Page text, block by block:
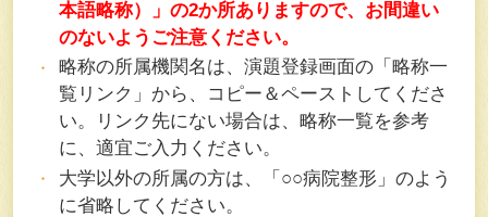
本語略称）」の2か所ありますので、お間違い
のないようご注意ください。
略称の所属機関名は、演題登録画面の「略称一
覧リンク」から、コピー＆ペーストしてくださ
い。リンク先にない場合は、略称一覧を参考
に、適宜ご入力ください。
大学以外の所属の方は、「○○病院整形」のよう
に省略してください。